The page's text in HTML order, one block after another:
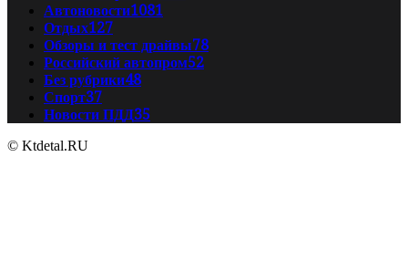
Автоновости1081
Отдых127
Обзоры и тест драйвы78
Российский автопром52
Без рубрики48
Спорт37
Новости ПДД35
© Ktdetal.RU